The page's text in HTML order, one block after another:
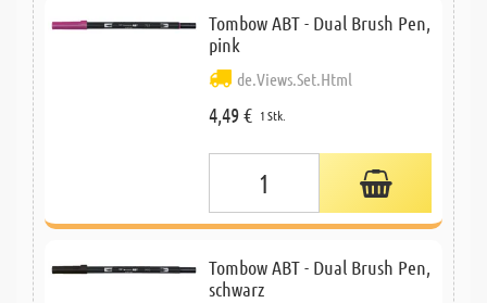
Tombow ABT - Dual Brush Pen,
pink
de.Views.Set.Html
4,49 € 1 Stk.
Tombow ABT - Dual Brush Pen,
schwarz